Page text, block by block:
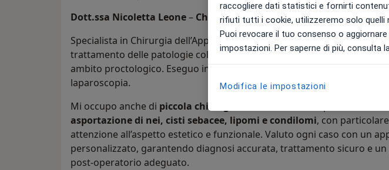
Dott.ssa Nicoletta Leone– Chirurgo Generale e Proctologo
Specialista in Chirurgia dell’Apparato Digerente, con particolare
trattamento delle patologie colorettali (neoplasie, IBD, malattia
ambito proctologico. Eseguo interventi sia con tecnica tradizionale che in
laparoscopia.
Mi occupo anche di piccola chirurgia ambulatoriale
asportazione di nei, cisti sebacee, lipomi e condilomi, con particolare
attenzione all’aspetto estetico e funzionale. Valuto ogni caso con un
personalizzato, garantendo diagnosi accurata, trattamento sicuro e
post-operatorio adeguato.
raccogliere dati statistici e fornirti
rifiuti tutti i cookie, utilizzeremo solo
Puoi revocare il tuo consenso o
impostazioni. Per saperne di più, consulta
Modifica le impostazioni